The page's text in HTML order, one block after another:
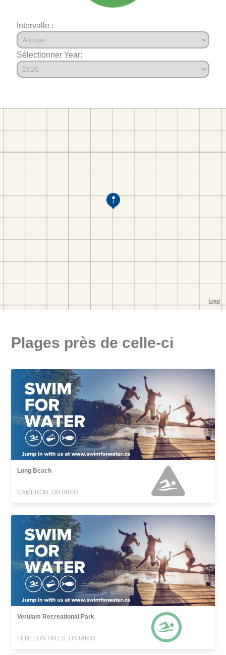
Intervalle :
Sélectionner Year:
Plages près de celle-ci
Long Beach
CAMERON, ONTARIO
Verulam Recreational Park
FENELON FALLS, ONTARIO